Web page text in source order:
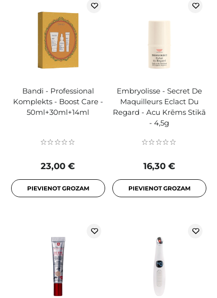
Bandi - Professional
Komplekts - Boost Care -
50ml+30ml+14ml
23,00 €
PIEVIENOT GROZAM
Embryolisse - Secret De
Maquilleurs Eclact Du
Regard - Acu Krēms Stikā
- 4,5g
16,30 €
PIEVIENOT GROZAM